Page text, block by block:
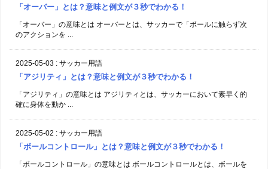
「オーバー」とは？意味と例文が３秒でわかる！
「オーバー」の意味とは オーバーとは、サッカーで「ボールに触らず次
のアクションを ...
2025-05-03 : サッカー用語
「アジリティ」とは？意味と例文が３秒でわかる！
「アジリティ」の意味とは アジリティとは、サッカーにおいて素早く的
確に身体を動か ...
2025-05-02 : サッカー用語
「ボールコントロール」とは？意味と例文が３秒でわかる！
「ボールコントロール」の意味とは ボールコントロールとは、ボールを